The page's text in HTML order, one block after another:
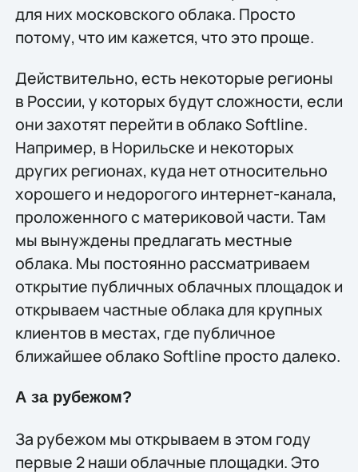
для них московского облака. Просто
потому, что им кажется, что это проще.
Действительно, есть некоторые регионы
в России, у которых будут сложности, если
они захотят перейти в облако Softline.
Например, в Норильске и некоторых
других регионах, куда нет относительно
хорошего и недорогого интернет-канала,
проложенного с материковой части. Там
мы вынуждены предлагать местные
облака. Мы постоянно рассматриваем
открытие публичных облачных площадок и
открываем частные облака для крупных
клиентов в местах, где публичное
ближайшее облако Softline просто далеко.
А за рубежом?
За рубежом мы открываем в этом году
первые 2 наши облачные площадки. Это